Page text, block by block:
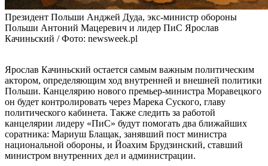
Президент Польши Анджей Дуда, экс-министр обороны
Польши Антоний Мацеревич и лидер ПиС Ярослав
Качиньский / Фото: newsweek.pl
Ярослав Качиньский остается самым важным политическим
актором, определяющим ход внутренней и внешней политики
Польши. Канцелярию нового премьер-министра Моравецкого
он будет контролировать через Марека Суского, главу
политического кабинета. Также следить за работой
канцелярии лидеру «ПиС» будут помогать два ближайших
соратника: Мариуш Блащак, занявший пост министра
национальной обороны, и Йоахим Брудзинский, ставший
министром внутренних дел и администрации.